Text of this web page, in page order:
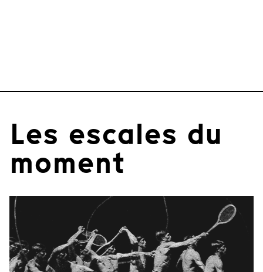
Les escales du
moment